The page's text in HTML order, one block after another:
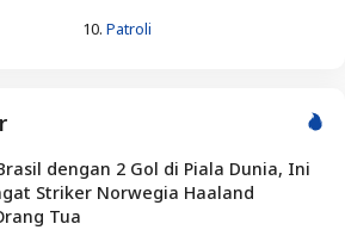
10. Patroli
dengan 2 Gol di Piala Dunia, Ini
Striker Norwegia Haaland
Tua